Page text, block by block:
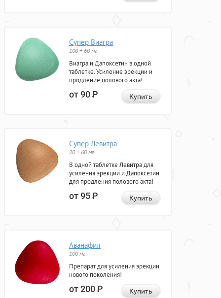
Супер Виагра
100 + 60 мг
Виагра и Дапоксетин в одной
таблетке. Усиление эрекции и
продление полового акта!
от 90Р Купить
Супер Левитра
20 + 60 мг
В одной таблетке Левитра для
усиления эрекции и Дапоксетин
для продления полового акта!
от 95Р Купить
Аванафил
100 мг
Препарат для усиления эрекции
нового поколения!
от 200Р Купить